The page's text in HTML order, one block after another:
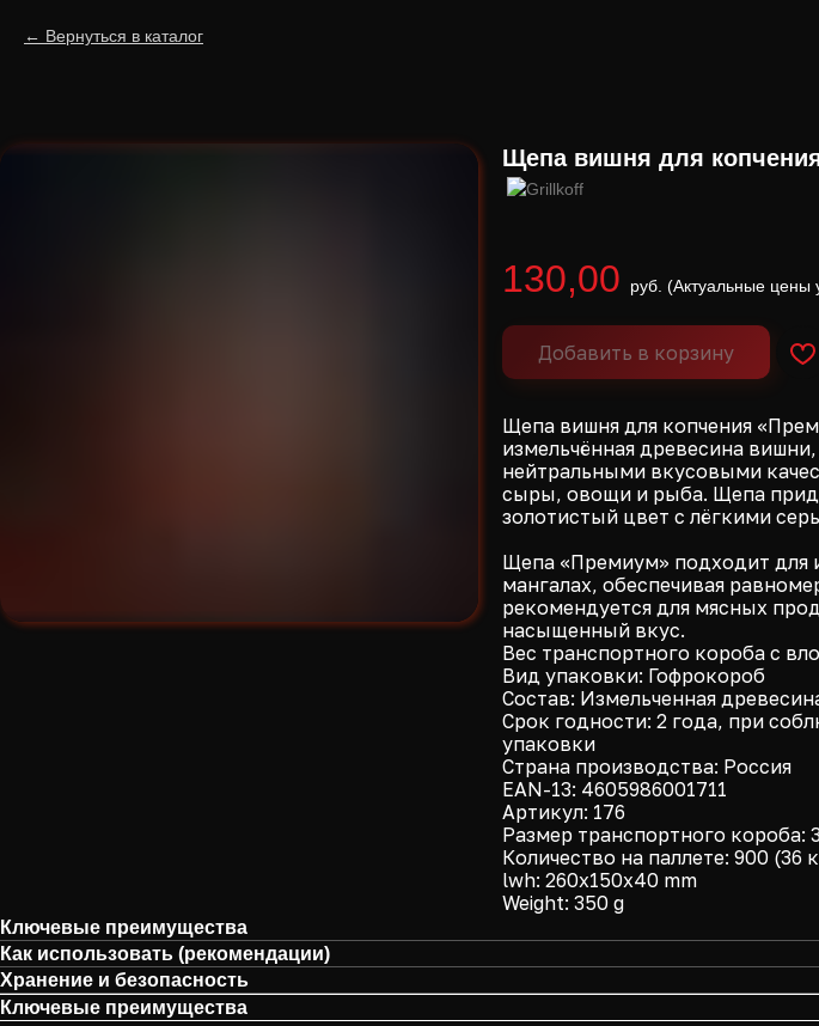
Вернуться в каталог
Щепа вишня для
130,00
Добавить в корзину
Щепа вишня для копчения
измельчённая древесина
нейтральными вкусовыми
сыры, овощи и рыба. Щепа
золотистый цвет с лёгкими
Щепа «Премиум» подходит для
мангалах, обеспечивая
рекомендуется для мясных
насыщенный вкус.
Вес транспортного короба с
Вид упаковки: Гофрокороб
Состав: Измельченная
Срок годности: 2 года, при
упаковки
Страна производства: Россия
EAN-13: 4605986001711
Артикул: 176
Размер транспортного короба:
Количество на паллете: 900 (36
lwh: 260x150x40 mm
Weight: 350 g
Ключевые преимущества
Как использовать (рекомендации)
Хранение и безопасность
Ключевые преимущества